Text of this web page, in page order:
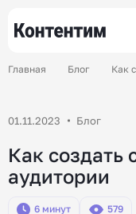
Главная Блог Как
01.11.2023 Блог
Как создать
аудитории
6 минут 579